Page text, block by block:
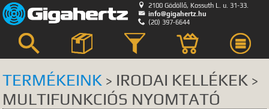
 2100 Gödöllő, Kossuth L. u. 31-33.
info@gigahertz.hu
(20) 397-6644

Keresés
TERMÉKEINK > IRODAI KELLÉKEK >
MULTIFUNKCIÓS NYOMTATÓ